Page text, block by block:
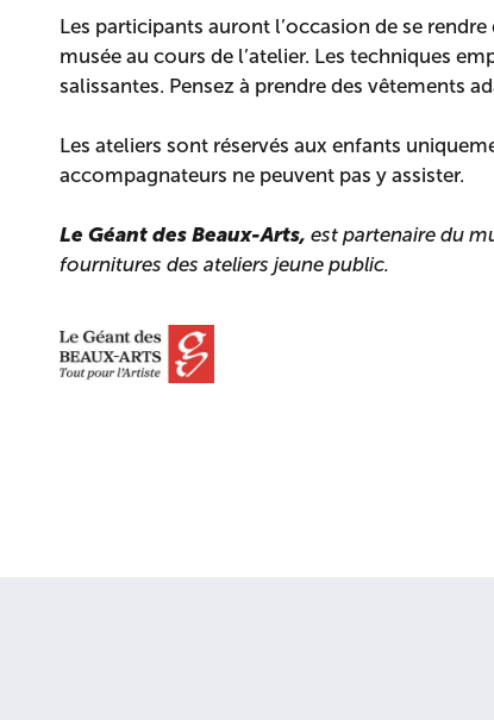
Les participants auront l’occasion de se rendre
musée au cours de l’atelier. Les techniques
salissantes. Pensez à prendre des vêtements
Les ateliers sont réservés aux enfants
accompagnateurs ne peuvent pas y assister.
Le Géant des Beaux-Arts, est partenaire du
fournitures des ateliers jeune public.